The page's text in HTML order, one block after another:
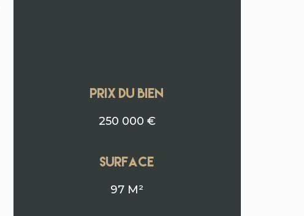
PRIX DU BIEN
250 000 €
surface
97 M²